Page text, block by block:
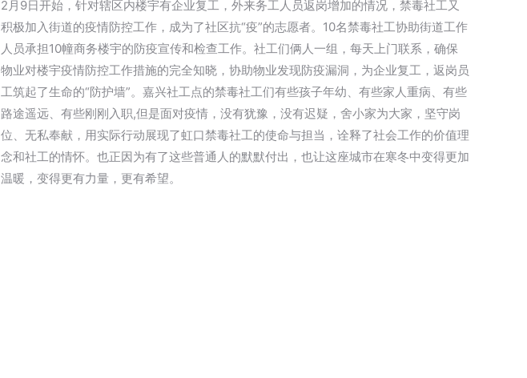
2月9日开始，针对辖区内楼宇有企业复工，外来务工人员返岗增加的情况，禁毒社工又
积极加入街道的疫情防控工作，成为了社区抗“疫”的志愿者。10名禁毒社工协助街道工作
人员承担10幢商务楼宇的防疫宣传和检查工作。社工们俩人一组，每天上门联系，确保
物业对楼宇疫情防控工作措施的完全知晓，协助物业发现防疫漏洞，为企业复工，返岗员
工筑起了生命的“防护墙”。嘉兴社工点的禁毒社工们有些孩子年幼、有些家人重病、有些
路途遥远、有些刚刚入职,但是面对疫情，没有犹豫，没有迟疑，舍小家为大家，坚守岗
位、无私奉献，用实际行动展现了虹口禁毒社工的使命与担当，诠释了社会工作的价值理
念和社工的情怀。也正因为有了这些普通人的默默付出，也让这座城市在寒冬中变得更加
温暖，变得更有力量，更有希望。